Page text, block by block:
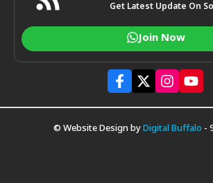
Get Latest Update On
Join Now
© Website Design byDigital Buffalo -